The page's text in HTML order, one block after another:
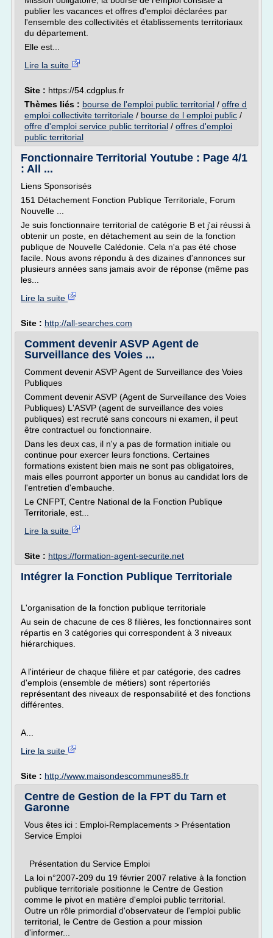
publier les vacances et offres d'emploi déclarées par
l'ensemble des collectivités et établissements territoriaux
du département.
Elle est...
Lire la suite
Site : https://54.cdgplus.fr
Thèmes liés : bourse de l'emploi public territorial / offre d
emploi collectivite territoriale / bourse de l emploi public /
offre d'emploi service public territorial / offres d'emploi
public territorial
Fonctionnaire Territorial Youtube : Page 4/1
: All ...
Liens Sponsorisés
151 Détachement Fonction Publique Territoriale, Forum
Nouvelle ...
Je suis fonctionnaire territorial de catégorie B et j'ai réussi à
obtenir un poste, en détachement au sein de la fonction
publique de Nouvelle Calédonie. Cela n'a pas été chose
facile. Nous avons répondu à des dizaines d'annonces sur
plusieurs années sans jamais avoir de réponse (même pas
les...
Lire la suite
Site : http://all-searches.com
Comment devenir ASVP Agent de
Surveillance des Voies ...
Comment devenir ASVP Agent de Surveillance des Voies
Publiques
Comment devenir ASVP (Agent de Surveillance des Voies
Publiques) L'ASVP (agent de surveillance des voies
publiques) est recruté sans concours ni examen, il peut
être contractuel ou fonctionnaire.
Dans les deux cas, il n'y a pas de formation initiale ou
continue pour exercer leurs fonctions. Certaines
formations existent bien mais ne sont pas obligatoires,
mais elles pourront apporter un bonus au candidat lors de
l'entretien d'embauche.
Le CNFPT, Centre National de la Fonction Publique
Territoriale, est...
Lire la suite
Site : https://formation-agent-securite.net
Intégrer la Fonction Publique Territoriale
L'organisation de la fonction publique territoriale
Au sein de chacune de ces 8 filières, les fonctionnaires sont
répartis en 3 catégories qui correspondent à 3 niveaux
hiérarchiques.
A l'intérieur de chaque filière et par catégorie, des cadres
d'emplois (ensemble de métiers) sont répertoriés
représentant des niveaux de responsabilité et des fonctions
différentes.
A...
Lire la suite
Site : http://www.maisondescommunes85.fr
Centre de Gestion de la FPT du Tarn et
Garonne
Vous êtes ici : Emploi-Remplacements > Présentation
Service Emploi
Présentation du Service Emploi
La loi n°2007-209 du 19 février 2007 relative à la fonction
publique territoriale positionne le Centre de Gestion
comme le pivot en matière d'emploi public territorial.
Outre un rôle primordial d'observateur de l'emploi public
territorial, le Centre de Gestion a pour mission
d'informer...